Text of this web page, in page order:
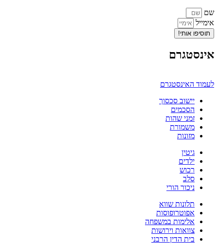
שם
אימייל
תוסיפו אותי!
אינסטגרם
לעמוד האינסטגרם
יישוב סכסוך
הסכמים
זמני שהות
משמורת
מזונות
גיטין
ילדים
רכוש
סלב
ניכור הורי
תלונות שווא
אפוטרופוסות
אלימות במשפחה
צוואות וירושות
בית הדין הרבני